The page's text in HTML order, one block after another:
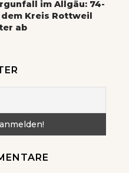
im Allgäu: 74-
Kreis Rottweil
ab